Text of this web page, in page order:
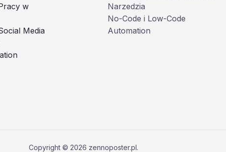
w
Media
Narzedzia
No-Code i Low-Code
Automation
Copyright © 2026 zennoposter.pl.